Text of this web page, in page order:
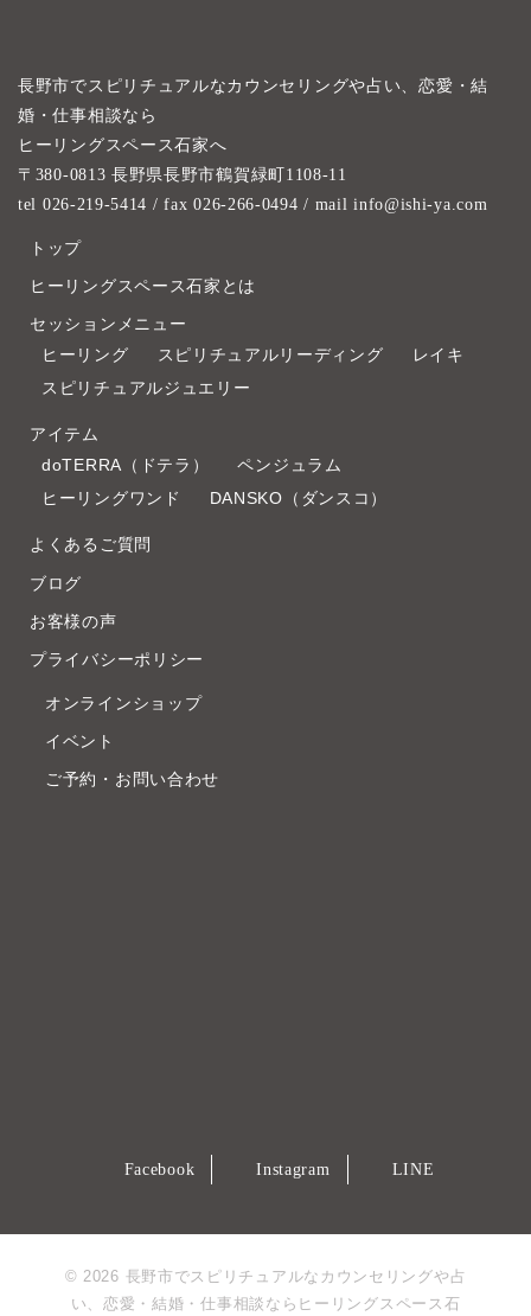
長野市でスピリチュアルなカウンセリングや占い、恋愛・結
婚・仕事相談なら
ヒーリングスペース石家へ
〒380-0813 長野県長野市鶴賀緑町1108-11
tel 026-219-5414 / fax 026-266-0494 / mail info@ishi-ya.com
トップ
ヒーリングスペース石家とは
セッションメニュー
ヒーリング
スピリチュアルリーディング
レイキ
スピリチュアルジュエリー
アイテム
doTERRA（ドテラ）
ペンジュラム
ヒーリングワンド
DANSKO（ダンスコ）
よくあるご質問
ブログ
お客様の声
プライバシーポリシー
オンラインショップ
イベント
ご予約・お問い合わせ
Facebook Instagram LINE
© 2026 長野市でスピリチュアルなカウンセリングや占
い、恋愛・結婚・仕事相談ならヒーリングスペース石